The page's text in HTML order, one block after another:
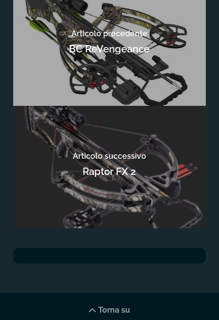
Articolo precedente
BC ReVengeance
Articolo successivo
Raptor FX 2
Torna su